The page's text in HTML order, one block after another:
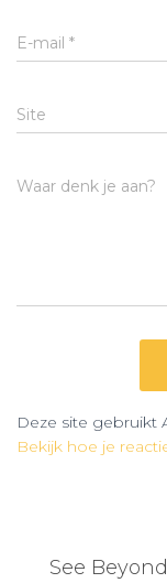
E-mail *
Site
Waar denk je aan?
Deze site gebruikt
Bekijk hoe je
See